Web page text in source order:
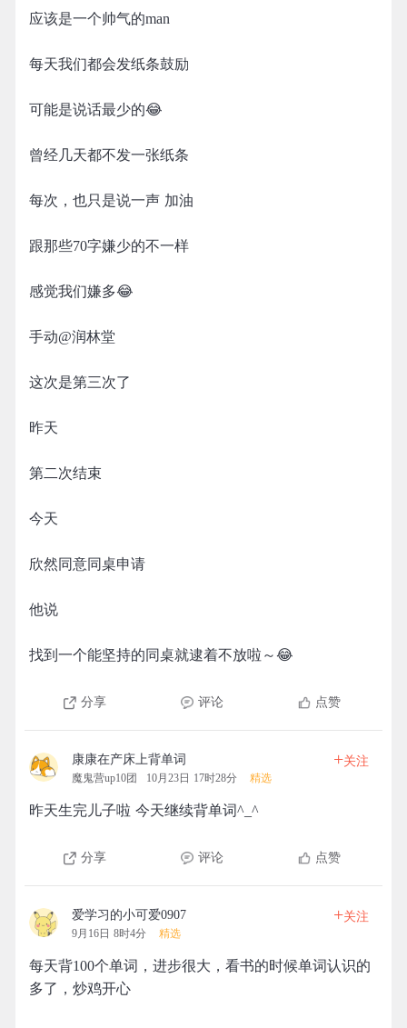
应该是一个帅气的man
每天我们都会发纸条鼓励
可能是说话最少的😂
曾经几天都不发一张纸条
每次，也只是说一声 加油
跟那些70字嫌少的不一样
感觉我们嫌多😂
手动@润林堂
这次是第三次了
昨天
第二次结束
今天
欣然同意同桌申请
他说
找到一个能坚持的同桌就逮着不放啦～😂
分享 评论 点赞
康康在产床上背单词
魔鬼营up10团 10月23日 17时28分 精选
+关注
昨天生完儿子啦 今天继续背单词^_^
分享 评论 点赞
爱学习的小可爱0907
9月16日 8时4分 精选
+关注
每天背100个单词，进步很大，看书的时候单词认识的
多了，炒鸡开心